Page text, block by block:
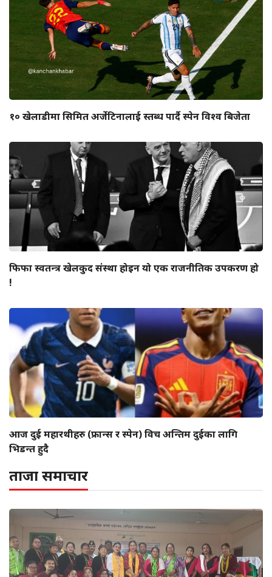
१० खेलाडीमा सिमित अर्जेटिनालाई स्तब्ध पार्दै स्पेन विश्व बिजेता
फिफा स्वतन्त्र खेलकुद संस्था होइन यो एक राजनीतिक उपकरण हो
!
आज दुई महारथीहरु (फ्रान्स र स्पेन) विच अन्तिम दुईका लागि
भिडन्त हुदै
ताजा समाचार